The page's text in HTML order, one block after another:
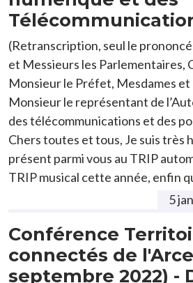
(Retranscription, seul le
et Messieurs les Parlementaires,
Monsieur le Préfet, Mesdames et
Monsieur le représentant de
des télécommunications et des
Chers toutes et tous, Je suis très
présent parmi vous au TRIP
TRIP musical cette année, enfin
5
Conférence
connectés de
septembre 2022) -